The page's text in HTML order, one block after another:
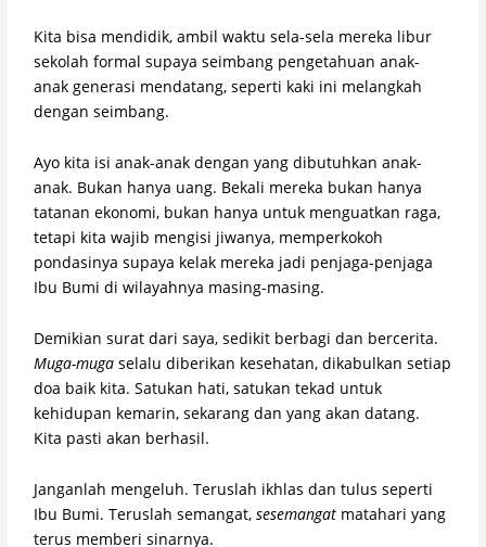
Kita bisa mendidik, ambil waktu sela-sela mereka libur
sekolah formal supaya seimbang pengetahuan anak-
anak generasi mendatang, seperti kaki ini melangkah
dengan seimbang.
Ayo kita isi anak-anak dengan yang dibutuhkan anak-
anak. Bukan hanya uang. Bekali mereka bukan hanya
tatanan ekonomi, bukan hanya untuk menguatkan raga,
tetapi kita wajib mengisi jiwanya, memperkokoh
pondasinya supaya kelak mereka jadi penjaga-penjaga
Ibu Bumi di wilayahnya masing-masing.
Demikian surat dari saya, sedikit berbagi dan bercerita.
Muga-muga selalu diberikan kesehatan, dikabulkan setiap
doa baik kita. Satukan hati, satukan tekad untuk
kehidupan kemarin, sekarang dan yang akan datang.
Kita pasti akan berhasil.
Janganlah mengeluh. Teruslah ikhlas dan tulus seperti
Ibu Bumi. Teruslah semangat,sesemangat matahari yang
terus memberi sinarnya.